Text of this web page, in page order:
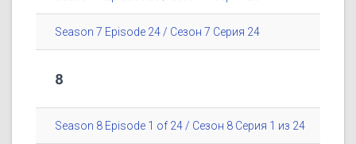
Season 7 Episode 24 / Сезон 7 Серия 24
8
Season 8 Episode 1 of 24 / Сезон 8 Серия 1 из 24